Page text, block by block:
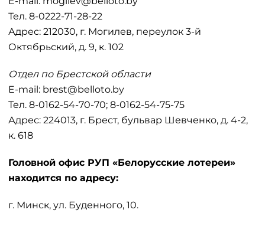
Тел. 8-0222-71-28-22
Адрес: 212030, г. Могилев, переулок 3-й
Октябрьский, д. 9, к. 102
Отдел по Брестской области
E-mail: brest@belloto.by
Тел. 8-0162-54-70-70; 8-0162-54-75-75
Адрес: 224013, г. Брест, бульвар Шевченко, д. 4-2,
к. 618
Головной офис РУП «Белорусские лотереи»
находится по адресу:
г. Минск, ул. Буденного, 10.